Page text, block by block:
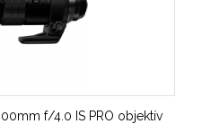
f/4.0 IS PRO objektív